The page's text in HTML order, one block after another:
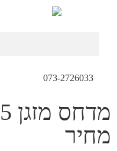
073-2726033
מחיר